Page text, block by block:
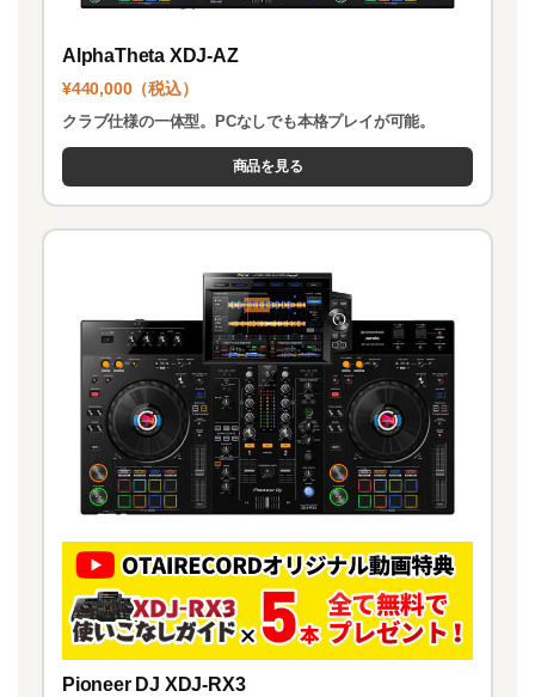
AlphaTheta XDJ-AZ
¥440,000（税込）
クラブ仕様の一体型。PCなしでも本格プレイが可能。
商品を見る
Pioneer DJ XDJ-RX3